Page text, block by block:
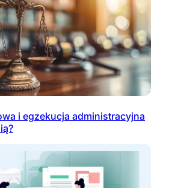
i egzekucja administracyjna